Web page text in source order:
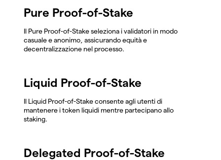
Pure Proof-of-Stake
Il Pure Proof-of-Stake seleziona i validatori in modo
casuale e anonimo, assicurando equità e
decentralizzazione nel processo.
Liquid Proof-of-Stake
Il Liquid Proof-of-Stake consente agli utenti di
mantenere i token liquidi mentre partecipano allo
staking.
Delegated Proof-of-Stake